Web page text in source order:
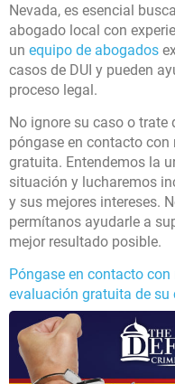
Nevada, es esencial
abogado local con
un equipo de abogados
casos de DUI y pueden
proceso legal.
No ignore su caso o trate
póngase en contacto
gratuita. Entendemos la
situación y lucharemos
y sus mejores intereses.
permítanos ayudarle a
mejor resultado posible.
Póngase en contacto
evaluación gratuita de su